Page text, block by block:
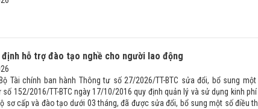
định hỗ trợ đào tạo nghề cho người lao động
Tài chính ban hành Thông tư số 27/2026/TT-BTC sửa đổi, bổ sung
152/2016/TT-BTC ngày 17/10/2016 quy định quản lý và sử dụng kinh
sơ cấp và đào tạo dưới 03 tháng, đã được sửa đổi, bổ sung một số điều